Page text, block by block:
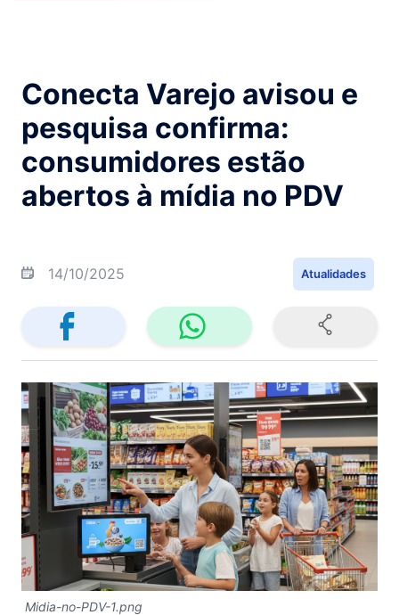
Conecta Varejo avisou e
pesquisa confirma:
consumidores estão
abertos à mídia no PDV
14/10/2025 Atualidades
Midia-no-PDV-1.png